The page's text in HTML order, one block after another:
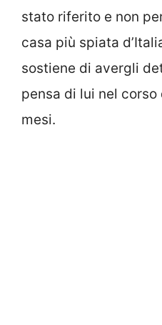
stato riferito e non
casa più spiata
sostiene di avergli
pensa di lui nel
mesi.